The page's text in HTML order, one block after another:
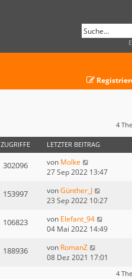
4
ZUGRIFFE LETZTER BEITRAG
302096 von Molke
27 Sep 2022 13:47
153997 vonGünther_J
23 Sep 2022 10:27
106823 von Elefant_94
04 Mai 2022 14:49
188936 von RomanZ
08 Dez 2021 17:01
4